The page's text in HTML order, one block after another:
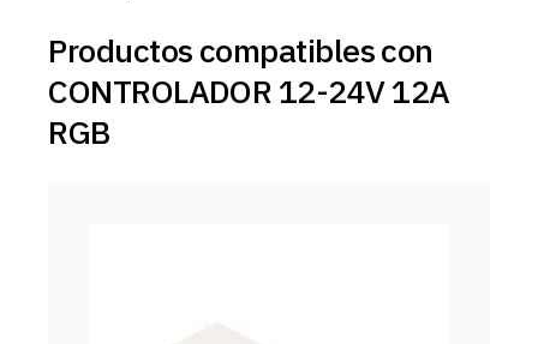
Productos compatibles con
CONTROLADOR 12-24V 12A
RGB